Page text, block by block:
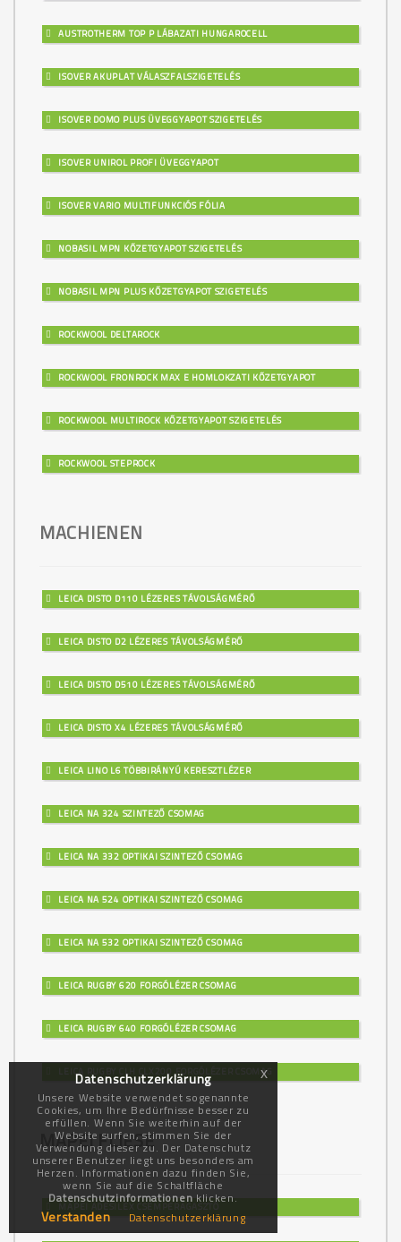
AUSTROTHERM TOP P LÁBAZATI HUNGAROCELL
ISOVER AKUPLAT VÁLASZFALSZIGETELÉS
ISOVER DOMO PLUS ÜVEGGYAPOT SZIGETELÉS
ISOVER UNIROL PROFI ÜVEGGYAPOT
ISOVER VARIO MULTIFUNKCIÓS FÓLIA
NOBASIL MPN KŐZETGYAPOT SZIGETELÉS
NOBASIL MPN PLUS KŐZETGYAPOT SZIGETELÉS
ROCKWOOL DELTAROCK
ROCKWOOL FRONROCK MAX E HOMLOKZATI KŐZETGYAPOT
ROCKWOOL MULTIROCK KŐZETGYAPOT SZIGETELÉS
ROCKWOOL STEPROCK
MACHIENEN
LEICA DISTO D110 LÉZERES TÁVOLSÁGMÉRŐ
LEICA DISTO D2 LÉZERES TÁVOLSÁGMÉRŐ
LEICA DISTO D510 LÉZERES TÁVOLSÁGMÉRŐ
LEICA DISTO X4 LÉZERES TÁVOLSÁGMÉRŐ
LEICA LINO L6 TÖBBIRÁNYÚ KERESZTLÉZER
LEICA NA 324 SZINTEZŐ CSOMAG
LEICA NA 332 OPTIKAI SZINTEZŐ CSOMAG
LEICA NA 524 OPTIKAI SZINTEZŐ CSOMAG
LEICA NA 532 OPTIKAI SZINTEZŐ CSOMAG
LEICA RUGBY 620 FORGÓLÉZER CSOMAG
LEICA RUGBY 640 FORGÓLÉZER CSOMAG
LEICA RUGBY CLH CLX200 FORGÓLÉZER CSOMAG
MAPEI FLIESE
Datenschutzerklärung
Unsere Website verwendet sogenannte
Cookies, um Ihre Bedürfnisse besser zu
erfüllen. Wenn Sie weiterhin auf der
Website surfen, stimmen Sie der
Verwendung dieser zu. Der Datenschutz
unserer Benutzer liegt uns besonders am
Herzen. Informationen dazu finden Sie,
wenn Sie auf die Schaltfläche
Datenschutzinformationen klicken.
Verstanden Datenschutzerklärung
x